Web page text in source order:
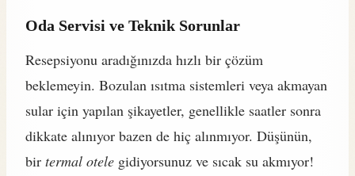
Oda Servisi ve Teknik Sorunlar
Resepsiyonu aradığınızda hızlı bir çözüm
beklemeyin. Bozulan ısıtma sistemleri veya akmayan
sular için yapılan şikayetler, genellikle saatler sonra
dikkate alınıyor bazen de hiç alınmıyor. Düşünün,
bir termal otele gidiyorsunuz ve sıcak su akmıyor!